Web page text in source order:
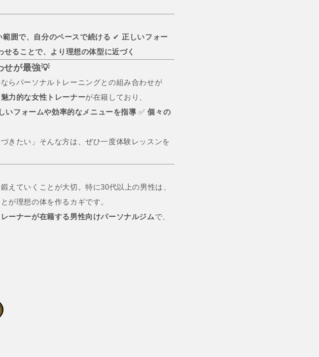
範囲で、自分のペースで続ける ✔ 正しいフォー
せることで、より理想の体型に近づく
せが最強💡
らパーソナルトレーニングとの組み合わせが
魅力的な女性トレーナーが在籍しており、
いフォームや効率的なメニューを指導 ✅個々の
きたい」そんな方は、ぜひ一度体験レッスンを
えていくことが大切。特に30代以上の男性は、
が理想の体を作るカギです。
ーナーが在籍する男性向けパーソナルジムで、